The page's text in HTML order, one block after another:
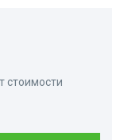
стоимости